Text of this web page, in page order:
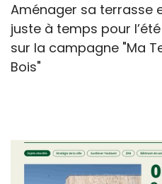
Aménager sa terrasse
juste à temps pour
sur la campagne "Ma
Bois"